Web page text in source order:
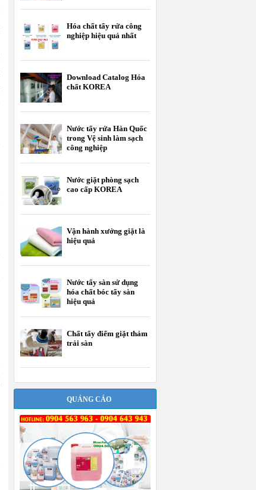
Hóa chất tẩy rửa công
nghiệp hiệu quả nhất
Download Catalog Hóa
chất KOREA
Nước tẩy rửa Hàn Quốc
trong Vệ sinh làm sạch
công nghiệp
Nước giặt phòng sạch
cao cấp KOREA
Vận hành xưởng giặt là
hiệu quả
Nước tẩy sàn sử dụng
hóa chất bóc tẩy sàn
hiệu quả
Chất tẩy điểm giặt thảm
trải sàn
QUẢNG CÁO